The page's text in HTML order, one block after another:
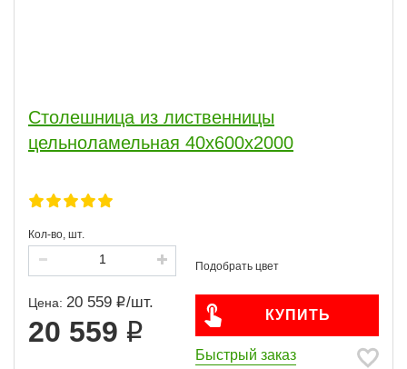
Столешница из лиственницы
цельноламельная 40х600х2000
Кол-во, шт.
Цена: 20 559 /шт.
20 559
КУПИТЬ
Быстрый заказ